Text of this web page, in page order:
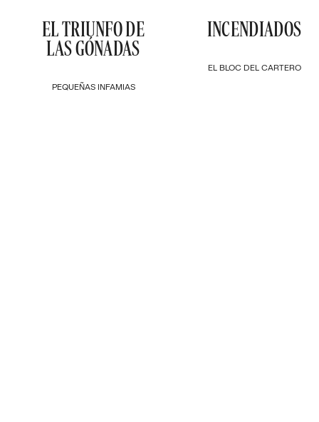
PEQUEÑAS INFAMIAS
EL TRIUNFO DE
LAS GÓNADAS
EL BLOC DEL CARTERO
INCENDIADOS